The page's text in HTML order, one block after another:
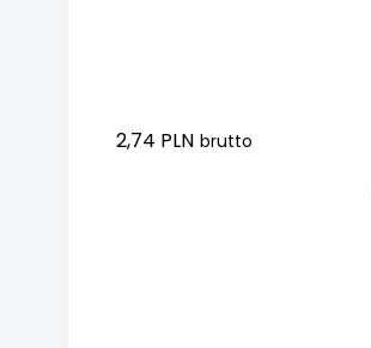
2,74 PLN brutto